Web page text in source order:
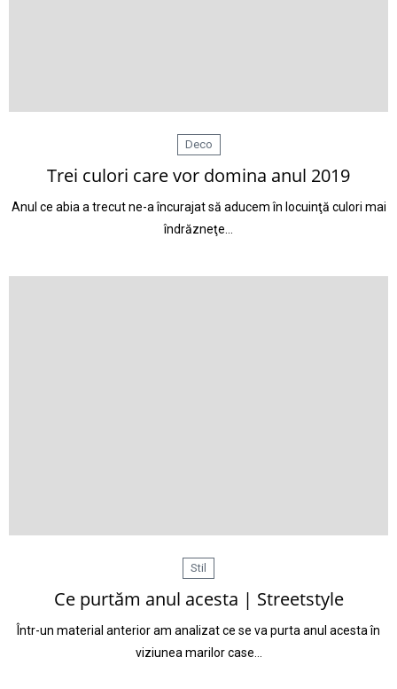
Deco
Trei culori care vor domina anul 2019
Anul ce abia a trecut ne-a încurajat să aducem în locuinţă culori mai
îndrăzneţe…
Stil
Ce purtăm anul acesta | Streetstyle
Într-un material anterior am analizat ce se va purta anul acesta în
viziunea marilor case…